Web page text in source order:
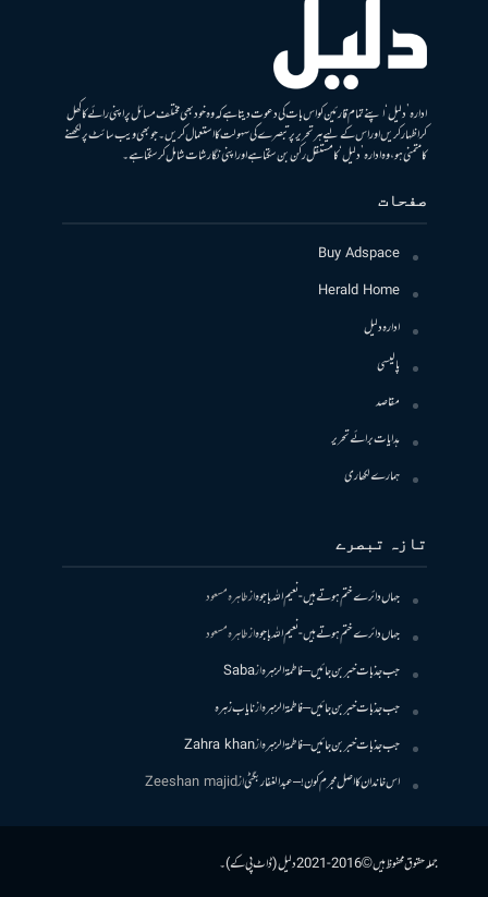
ادارہ ’دلیل‘ اپنے تمام قارئین کو اس بات کی دعوت دیتا ہے کہ وہ خود بھی مختلف مسائل پر اپنی رائے کا کھل
کر اظہار کریں اور اس کے لیے ہر تحریر پر تبصرے کی سہولت کا استعمال کریں۔ جو بھی ویب سائٹ پر لکھنے
کا متمنی ہو، وہ ادارہ ’دلیل‘ کا مستقل رکن بن سکتا ہے اور اپنی نگارشات شامل کرسکتا ہے۔
صفحات
Buy Adspace
Herald Home
ادارہ دلیل
پالیسی
مقاصد
ہدایات برائے تحریر
ہمارے لکھاری
تازہ تبصرے
جہاں دائرے ختم ہوتے ہیں- نعیم اللہ باجوہازطاہرہ مسعود
جہاں دائرے ختم ہوتے ہیں- نعیم اللہ باجوہازطاہرہ مسعود
جب جذبات خبر بن جائیں – فاطمۃالزہرہازSaba
جب جذبات خبر بن جائیں – فاطمۃالزہرہازنایاب زہرہ
جب جذبات خبر بن جائیں – فاطمۃالزہرہازZahra khan
اس خاندان کا اصل مجرم کون! – عبدالغفار بگٹیازZeeshan majid
جملہ حقوق محفوظ ہیں © 2016-2021 دلیل (ڈاٹ پی کے)۔